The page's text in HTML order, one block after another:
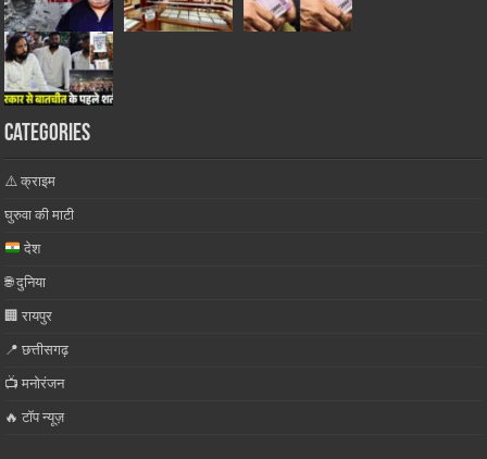
Categories
⚠️ क्राइम
घुरुवा की माटी
देश
🌐 दुनिया
🏢 रायपुर
📍 छत्तीसगढ़
📺 मनोरंजन
🔥 टॉप न्यूज़